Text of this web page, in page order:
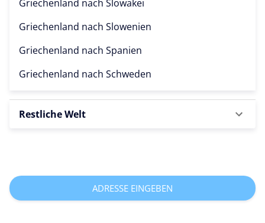
Griechenland nach Slowakei
Griechenland nach Slowenien
Griechenland nach Spanien
Griechenland nach Schweden
Restliche Welt
ADRESSE EINGEBEN